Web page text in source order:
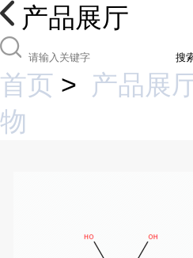
产品展厅
搜
首页 > 产品展
物